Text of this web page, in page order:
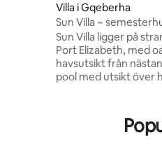
Villa i Gqeberha
Sun Villa ~
pool
Sun Villa ligger på
Port Elizabeth, med
havsutsikt från
pool med utsikt över
valarnas stora
Borehole water Pool